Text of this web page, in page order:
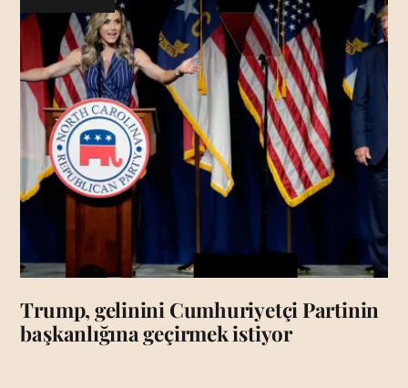
Trump, gelinini Cumhuriyetçi Partinin
başkanlığına geçirmek istiyor